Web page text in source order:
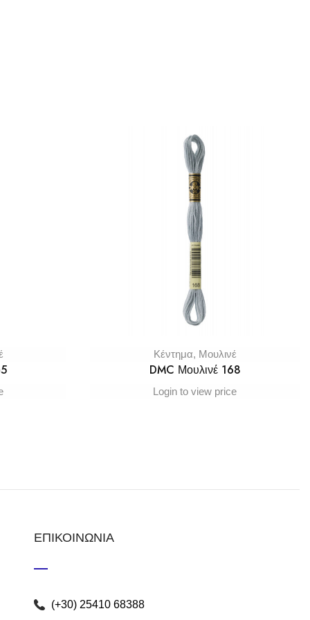
Κέντημα, Μουλινέ
DMC Μουλινέ 168
Login to view price
ΕΠΙΚΟΙΝΩΝΙΑ
(+30) 25410 68388